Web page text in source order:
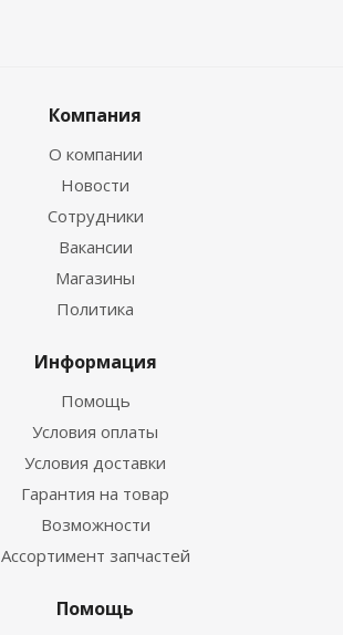
Компания
О компании
Новости
Сотрудники
Вакансии
Магазины
Политика
Информация
Помощь
Условия оплаты
Условия доставки
Гарантия на товар
Возможности
Ассортимент запчастей
Помощь